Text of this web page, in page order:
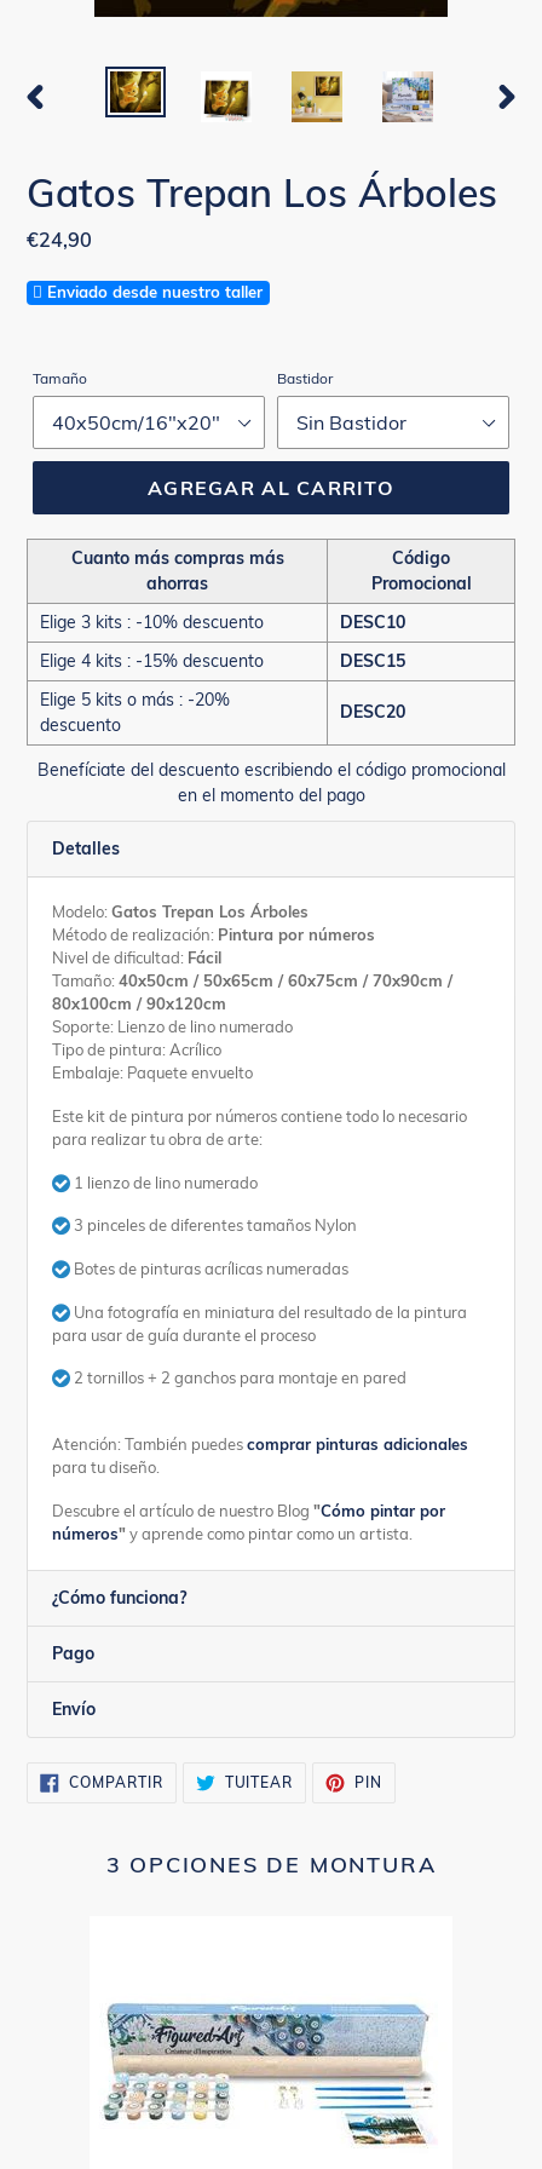
Gatos Trepan Los Árboles
Precio
€24,90
Enviado desde nuestro taller
Tamaño Bastidor
AGREGAR AL CARRITO
Cuanto más compras más
ahorras
Código
Promocional
Elige 3 kits : -10% descuento
DESC10
Elige 4 kits : -15% descuento
DESC15
Elige 5 kits o más : -20%
descuento
DESC20
Benefíciate del descuento escribiendo el código promocional
en el momento del pago
Detalles
Modelo: Gatos Trepan Los Árboles
Método de realización: Pintura por números
Nivel de dificultad: Fácil
Tamaño: 40x50cm / 50x65cm / 60x75cm / 70x90cm /
80x100cm / 90x120cm
Soporte: Lienzo de lino numerado
Tipo de pintura: Acrílico
Embalaje: Paquete envuelto
Este kit de pintura por números contiene todo lo necesario
para realizar tu obra de arte:
1 lienzo de lino numerado
3 pinceles de diferentes tamaños Nylon
Botes de pinturas acrílicas numeradas
Una fotografía en miniatura del resultado de la pintura
para usar de guía durante el proceso
2 tornillos + 2 ganchos para montaje en pared
Atención: También puedescomprar pinturas adicionales
para tu diseño.
Descubre el artículo de nuestro Blog "Cómo pintar por
números"y aprende como pintar como un artista.
¿Cómo funciona?
Pago
Envío
COMPARTIRCOMPARTIR
EN
TUITEAR TUITEARPIN
3 OPCIONES DE MONTURA